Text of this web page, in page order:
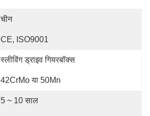
चीन
CE, ISO9001
स्लीविंग ड्राइव गियरबॉक्स
42CrMo या 50Mn
5 ~ 10 साल